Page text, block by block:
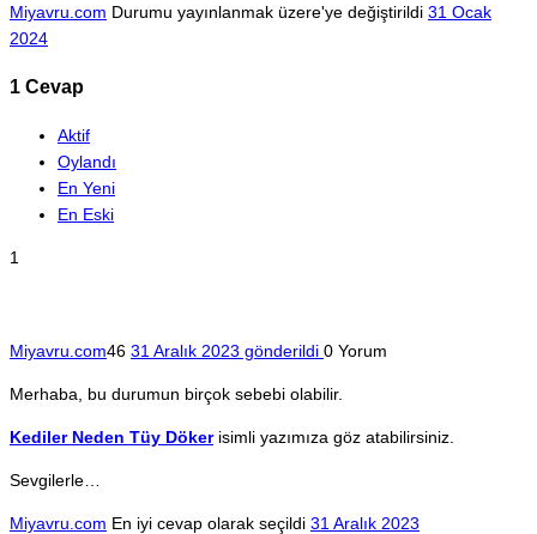
Miyavru.com Durumu yayınlanmak üzere'ye değiştirildi 31 Ocak
2024
1 Cevap
Aktif
Oylandı
En Yeni
En Eski
1
Miyavru.com46 31 Aralık 2023 gönderildi 0 Yorum
Merhaba, bu durumun birçok sebebi olabilir.
Kediler Neden Tüy Döker isimli yazımıza göz atabilirsiniz.
Sevgilerle…
Miyavru.com En iyi cevap olarak seçildi 31 Aralık 2023